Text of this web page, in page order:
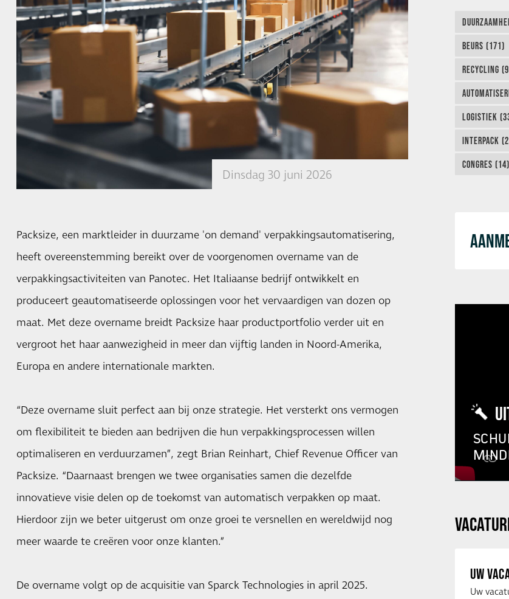
Dinsdag 30 juni 2026
Packsize, een marktleider in duurzame 'on demand' verpakkingsautomatisering,
heeft overeenstemming bereikt over de voorgenomen overname van de
verpakkingsactiviteiten van Panotec. Het Italiaanse bedrijf ontwikkelt en
produceert geautomatiseerde oplossingen voor het vervaardigen van dozen op
maat. Met deze overname breidt Packsize haar productportfolio verder uit en
vergroot het haar aanwezigheid in meer dan vijftig landen in Noord-Amerika,
Europa en andere internationale markten.
“Deze overname sluit perfect aan bij onze strategie. Het versterkt ons vermogen
om flexibiliteit te bieden aan bedrijven die hun verpakkingsprocessen willen
optimaliseren en verduurzamen”, zegt Brian Reinhart, Chief Revenue Officer van
Packsize. “Daarnaast brengen we twee organisaties samen die dezelfde
innovatieve visie delen op de toekomst van automatisch verpakken op maat.
Hierdoor zijn we beter uitgerust om onze groei te versnellen en wereldwijd nog
meer waarde te creëren voor onze klanten.”
De overname volgt op de acquisitie van Sparck Technologies in april 2025.
BEURS (171)
RECYCLING
LOGISTIEK
INTERPACK
CONGRES (14)
UW